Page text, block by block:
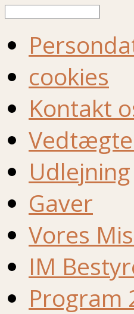
cookies
Kontakt
Udlejning
Gaver
Vores
IM
Program